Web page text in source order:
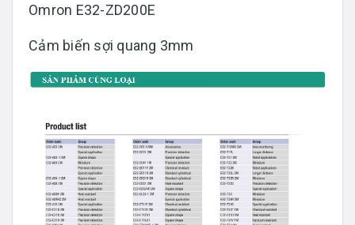
Omron E32-ZD200E
Cảm biến sợi quang 3mm